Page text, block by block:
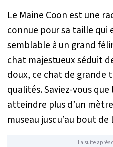
Le Maine Coon est une
connue pour sa taille qui
semblable à un grand
chat majestueux séduit
doux, ce chat de grande
qualités. Saviez-vous
atteindre plus d’un
museau jusqu’au bout de
La suite après